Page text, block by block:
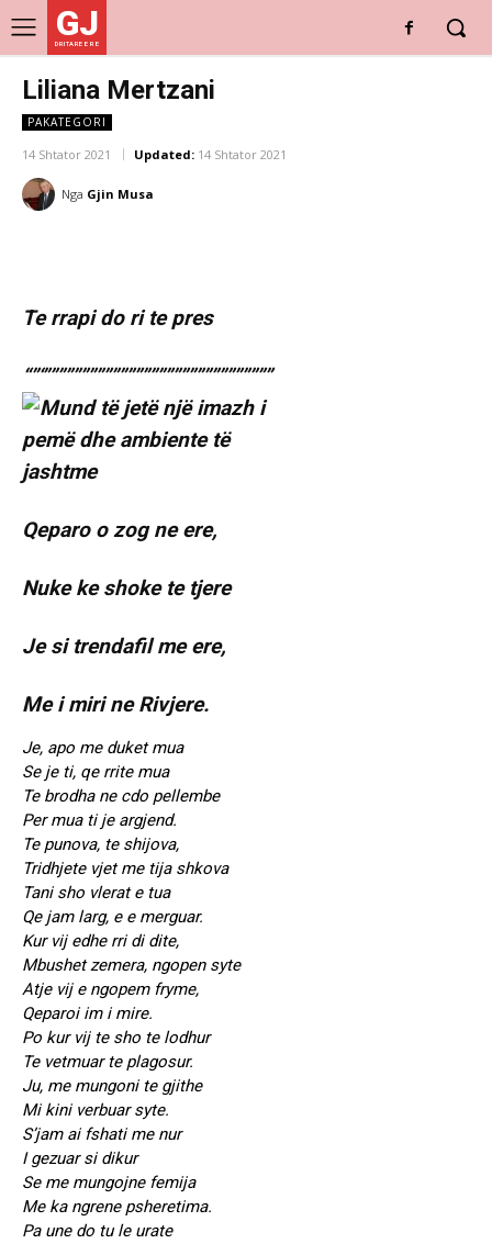
GJ
DRITARE E RE
Liliana Mertzani
PAKATEGORI
14 Shtator 2021 Updated: 14 Shtator 2021
Nga Gjin Musa
Te rrapi do ri te pres
“”‘””””””””””””””””””””””””””””””
Qeparo o zog ne ere,
Nuke ke shoke te tjere
Je si trendafil me ere,
Me i miri ne Rivjere.
Je, apo me duket mua
Se je ti, qe rrite mua
Te brodha ne cdo pellembe
Per mua ti je argjend.
Te punova, te shijova,
Tridhjete vjet me tija shkova
Tani sho vlerat e tua
Qe jam larg, e e merguar.
Kur vij edhe rri di dite,
Mbushet zemera, ngopen syte
Atje vij e ngopem fryme,
Qeparoi im i mire.
Po kur vij te sho te lodhur
Te vetmuar te plagosur.
Ju, me mungoni te gjithe
Mi kini verbuar syte.
S’jam ai fshati me nur
I gezuar si dikur
Se me mungojne femija
Me ka ngrene psheretima.
Pa une do tu le urate